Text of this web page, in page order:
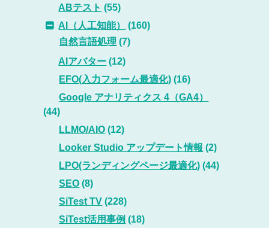
ABテスト (55)
AI（人工知能）
(160)
自然言語処理 (7)
AIアバター (12)
EFO(入力フォーム最適化) (16)
Google アナリティクス 4（GA4）
(44)
LLMO/AIO (12)
Looker Studio アップデート情報 (2)
LPO(ランディングページ最適化) (44)
SEO (8)
SiTest TV (228)
SiTest活用事例 (18)